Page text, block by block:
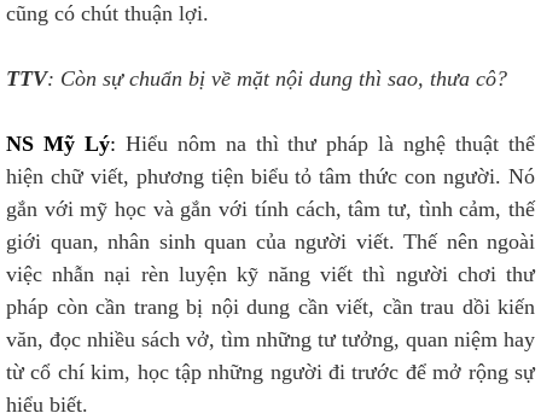
cũng có chút thuận lợi.
TTV: Còn sự chuẩn bị về mặt nội dung thì sao, thưa cô?
NS Mỹ Lý: Hiểu nôm na thì thư pháp là nghệ thuật thể
hiện chữ viết, phương tiện biểu tỏ tâm thức con người. Nó
gắn với mỹ học và gắn với tính cách, tâm tư, tình cảm, thế
giới quan, nhân sinh quan của người viết. Thế nên ngoài
việc nhẫn nại rèn luyện kỹ năng viết thì người chơi thư
pháp còn cần trang bị nội dung cần viết, cần trau dồi kiến
văn, đọc nhiều sách vở, tìm những tư tưởng, quan niệm hay
từ cổ chí kim, học tập những người đi trước để mở rộng sự
hiểu biết.